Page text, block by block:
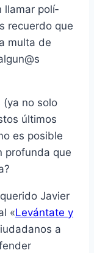
llamar polí­
recuerdo que
multa de
(ya no solo
últimos
es posible
profunda que
Javier
«Levántate y
a